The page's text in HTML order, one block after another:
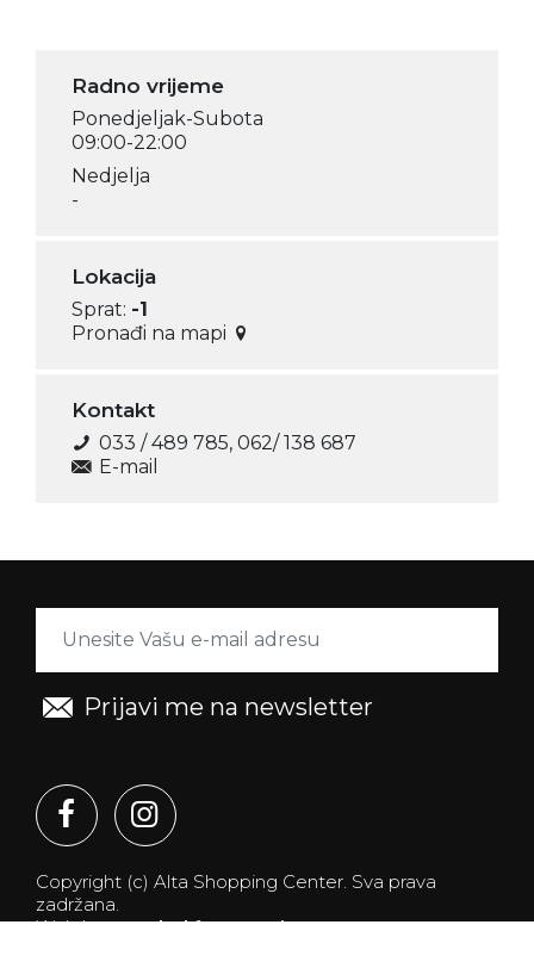
Radno vrijeme
Ponedjeljak-Subota
09:00-22:00
Nedjelja
-
Lokacija
Sprat: -1
Pronađi na mapi
Kontakt
033 / 489 785, 062/ 138 687
E-mail
Prijavi me na newsletter
Copyright (c) Alta Shopping Center. Sva prava
zadržana.
Web byBranded&Promotim